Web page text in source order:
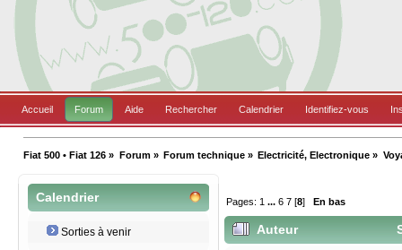
Accueil Forum Aide Rechercher Calendrier Identifiez-vous
Fiat 500 • Fiat 126 » Forum» Forum technique» Electricité, Electronique »
Calendrier
Sorties à venir
Pages: 1 ...6 7 [8] En bas
Auteur